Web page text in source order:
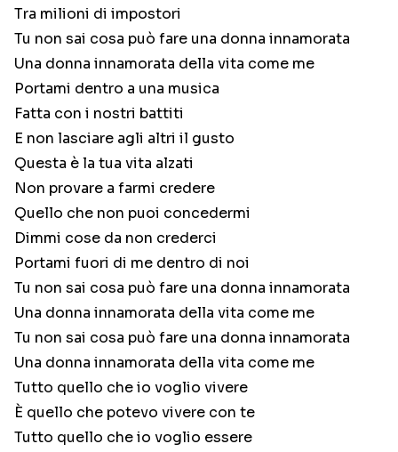
Tra milioni di impostori
Tu non sai cosa può fare una donna innamorata
Una donna innamorata della vita come me
Portami dentro a una musica
Fatta con i nostri battiti
E non lasciare agli altri il gusto
Questa è la tua vita alzati
Non provare a farmi credere
Quello che non puoi concedermi
Dimmi cose da non crederci
Portami fuori di me dentro di noi
Tu non sai cosa può fare una donna innamorata
Una donna innamorata della vita come me
Tu non sai cosa può fare una donna innamorata
Una donna innamorata della vita come me
Tutto quello che io voglio vivere
È quello che potevo vivere con te
Tutto quello che io voglio essere